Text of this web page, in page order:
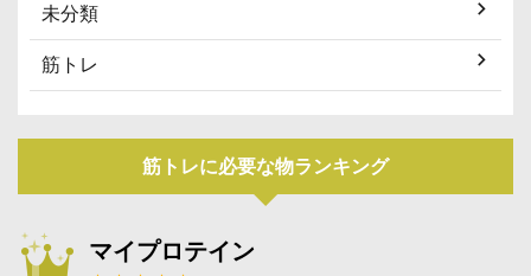
未分類
筋トレ
筋トレに必要な物ランキング
マイプロテイン